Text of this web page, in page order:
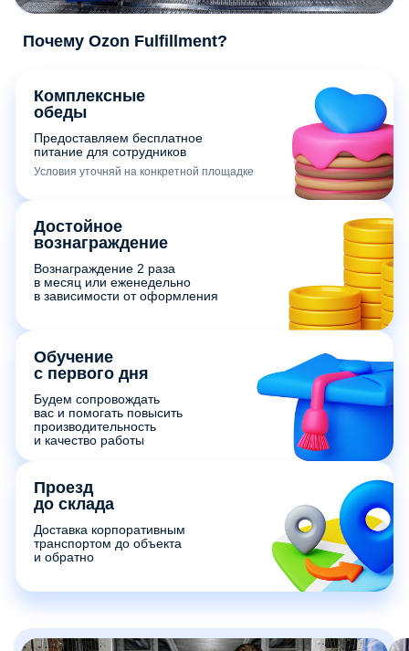
Почему Ozon Fulfillment?
Комплексные
обеды
Предоставляем бесплатное
питание для сотрудников
Условия уточняй на конкретной площадке
Достойное
вознаграждение
Вознаграждение 2 раза
в месяц или еженедельно
в зависимости от оформления
Обучение
с первого дня
Будем сопровождать
вас и помогать повысить
производительность
и качество работы
Проезд
до склада
Доставка корпоративным
транспортом до объекта
и обратно